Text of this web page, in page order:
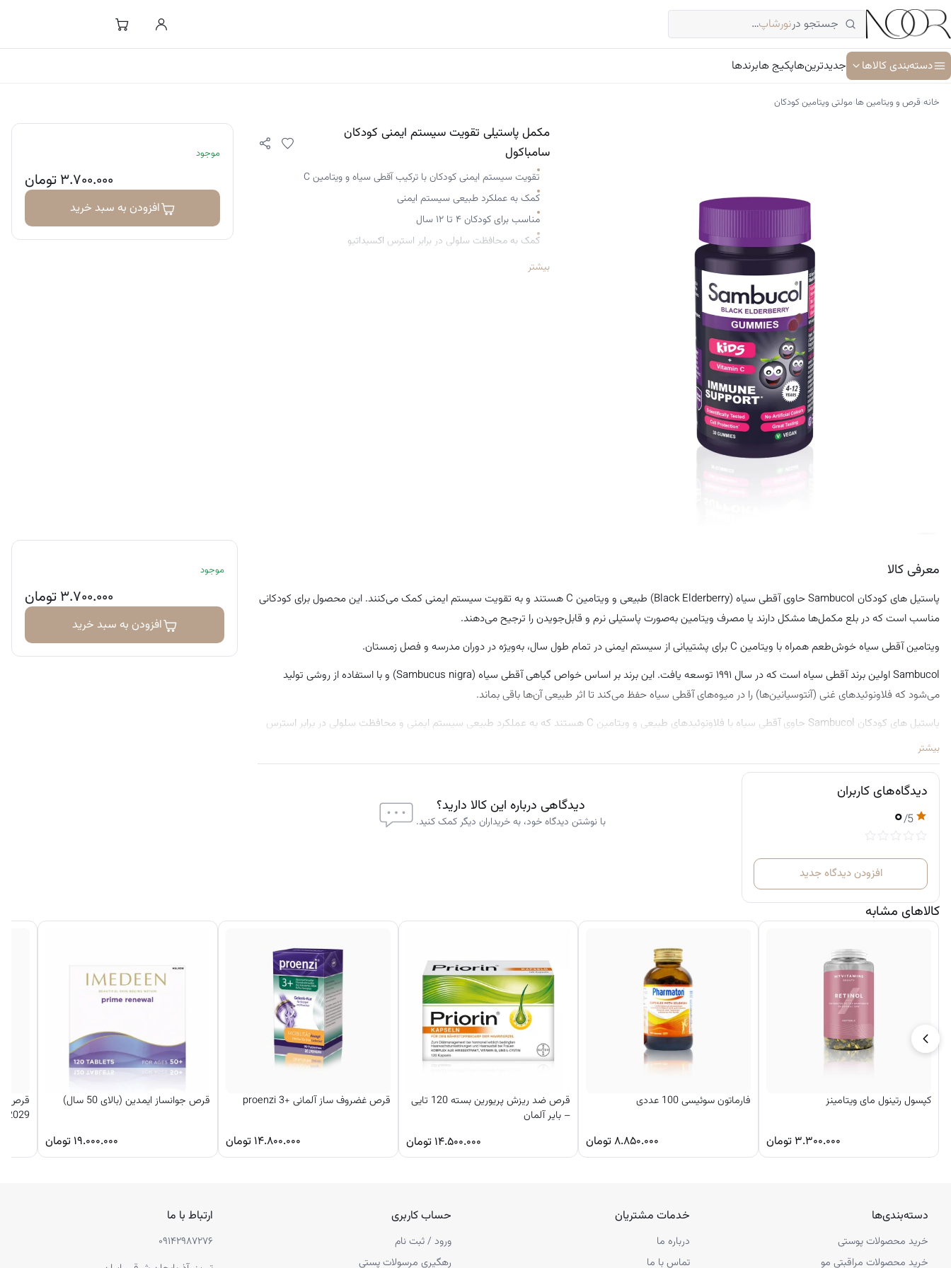
رفتن
به
محتوا
جستجو درنورشاپ…
دسته‌بندی کالاها جدیدترین‌هاپکیج هابرندها
خانه›قرص و ویتامین ها›مولتی ویتامین کودکان
مکمل پاستیلی تقویت سیستم ایمنی کودکان
سامباکول
تقویت سیستم ایمنی کودکان با ترکیب آقطی سیاه و ویتامین C
کمک به عملکرد طبیعی سیستم ایمنی
مناسب برای کودکان ۴ تا ۱۲ سال
کمک به محافظت سلولی در برابر استرس اکسیداتیو
مناسب برای مصرف روزانه در طول سال، به‌ویژه دوران مدرسه و فصل سرمابیشتر
موجود
۳.۷۰۰.۰۰۰تومان
افزودن به سبد خرید
معرفی کالا
پاستیل های کودکان Sambucol حاوی آقطی سیاه (Black Elderberry) طبیعی و ویتامین C هستند و به تقویت سیستم ایمنی کمک می‌کنند. این محصول برای کودکانی
مناسب است که در بلع مکمل‌ها مشکل دارند یا مصرف ویتامین به‌صورت پاستیلی نرم و قابل‌جویدن را ترجیح می‌دهند.
ویتامین آقطی سیاه خوش‌طعم همراه با ویتامین C برای پشتیبانی از سیستم ایمنی در تمام طول سال، به‌ویژه در دوران مدرسه و فصل زمستان.
Sambucol اولین برند آقطی سیاه است که در سال ۱۹۹۱ توسعه یافت. این برند بر اساس خواص گیاهی آقطی سیاه (Sambucus nigra) و با استفاده از روشی تولید
می‌شود که فلاونوئیدهای غنی (آنتوسیانین‌ها) را در میوه‌های آقطی سیاه حفظ می‌کند تا اثر طبیعی آن‌ها باقی بماند.
پاستیل های کودکان Sambucol حاوی آقطی سیاه با فلاونوئیدهای طبیعی و ویتامین C هستند که به عملکرد طبیعی سیستم ایمنی و محافظت سلولی در برابر استرس
اکسیداتیو کمک می‌کنند.
Sambucol حاصل بیش از ۲۵ سال تحقیق علمی است و به‌عنوان یکی از پرفروش‌ترین و معتبرترین مکمل‌های آقطی سیاه در جهان شناخته می‌شود
بیشتر
دیدگاه‌های کاربران
۰/5
افزودن دیدگاه جدید
دیدگاهی درباره این کالا دارید؟
با نوشتن دیدگاه خود، به خریداران دیگر کمک کنید.
موجود
۳.۷۰۰.۰۰۰تومان
افزودن به سبد خرید
کالاهای مشابه
کپسول رتینول مای ویتامینز
۳.۳۰۰.۰۰۰ تومان
فارماتون سوئیسی 100 عددی
۸.۸۵۰.۰۰۰تومان
قرص ضد ریزش پریورین بسته 120 تایی
– بایر آلمان
۱۴.۵۰۰.۰۰۰ تومان
قرص غضروف ساز آلمانی +3 proenzi
۱۴.۸۰۰.۰۰۰ تومان
قرص جوانساز ایمدین (بالای 50 سال)
۱۹.۰۰۰.۰۰۰ تومان
2029
دسته‌بندی‌ها
خرید محصولات پوستی
خرید محصولات مراقبتی مو
خدمات مشتریان
درباره ما
تماس با ما
حساب کاربری
ورود / ثبت نام
رهگیری مرسولات پستی
ارتباط با ما
۰۹۱۴۲۹۸۷۲۷۶